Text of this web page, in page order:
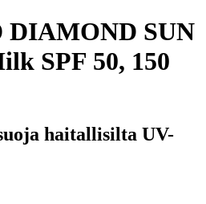
DIAMOND SUN
SPF 50, 150
haitallisilta UV-